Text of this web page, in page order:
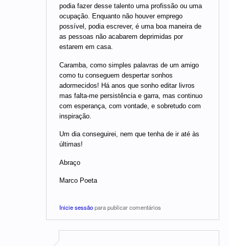
podia fazer desse talento uma profissão ou uma
ocupação. Enquanto não houver emprego
possível, podia escrever, é uma boa maneira de
as pessoas não acabarem deprimidas por
estarem em casa.
Caramba, como simples palavras de um amigo
como tu conseguem despertar sonhos
adormecidos! Há anos que sonho editar livros
mas falta-me persistência e garra, mas continuo
com esperança, com vontade, e sobretudo com
inspiração.
Um dia conseguirei, nem que tenha de ir até às
últimas!
Abraço
Marco Poeta
Inicie sessãopara publicar comentários